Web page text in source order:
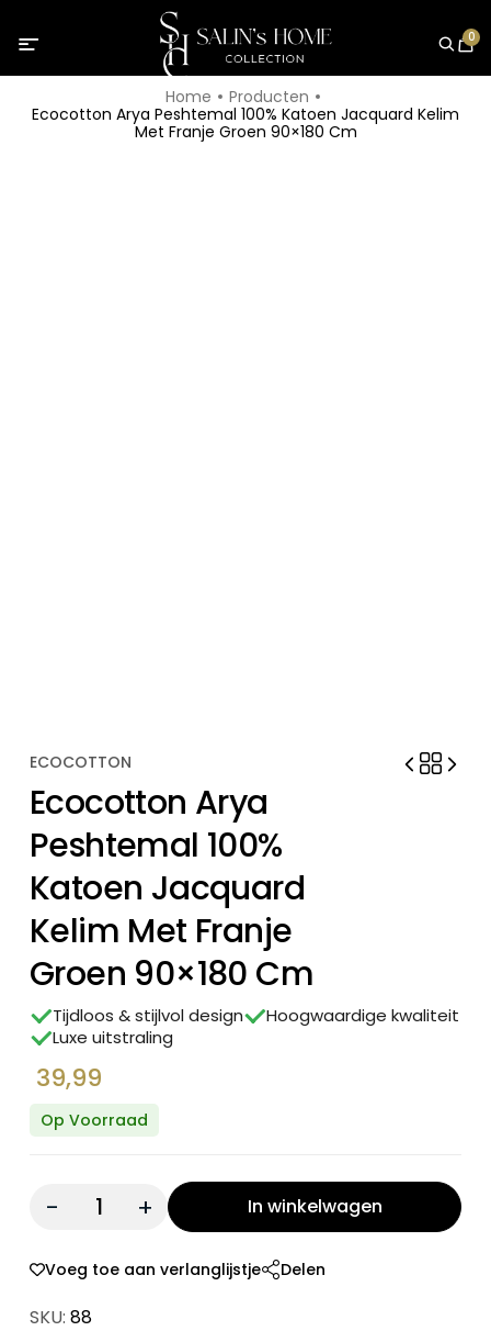
0
Home
Producten
Ecocotton Arya Peshtemal 100% Katoen Jacquard Kelim
Met Franje Groen 90×180 Cm
ECOCOTTON
Ecocotton Arya
Peshtemal 100%
Katoen Jacquard
Kelim Met Franje
Groen 90×180 Cm
Tijdloos & stijlvol design
Hoogwaardige kwaliteit
Luxe uitstraling
39,99
Op Voorraad
Quantity: In winkelwagen
Voeg toe aan verlanglijstje Delen
SKU: 88